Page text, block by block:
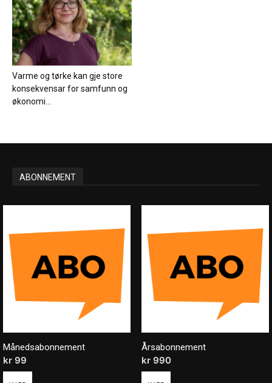
Varme og tørke kan gje store
konsekvensar for samfunn og
økonomi...
ABONNEMENT
Månedsabonnement
kr 99
Årsabonnement
kr990